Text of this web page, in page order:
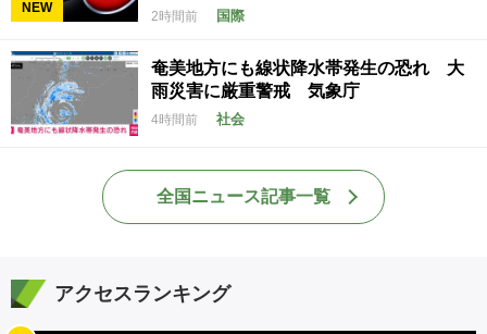
NEW
2時間前 国際
奄美地方にも線状降水帯発生の恐れ 大
雨災害に厳重警戒 気象庁
4時間前 社会
全国ニュース記事一覧
アクセスランキング